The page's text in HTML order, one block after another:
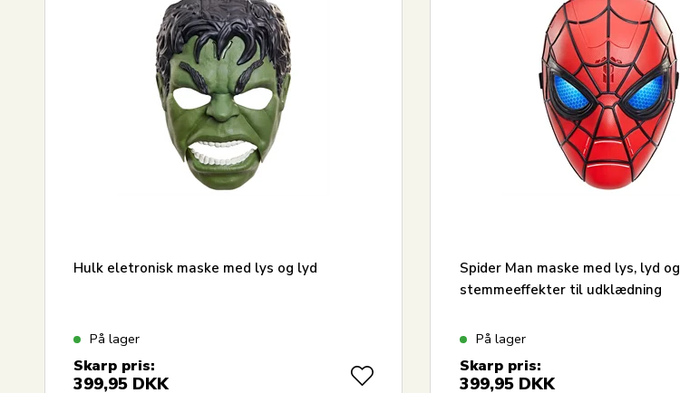
Største besparelse
Hulk eletronisk maske med lys og lyd
På lager
Skarp pris:
399,95 DKK
Spider Man maske med lys, lyd og
stemmeeffekter til udklædning
På lager
Skarp pris:
399,95 DKK